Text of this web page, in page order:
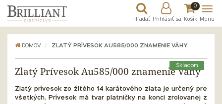
Hľadať Prihlásiť sa
0
Košík Menu
DOMOV ZLATÝ PRÍVESOK AU585/000 ZNAMENIE VÁHY
Skladom
Zlatý Prívesok Au585/000 znamenie Váhy
Zlatý prívesok zo žltého 14 karátového zlata je určený pre
všetkých. Prívesok má tvar platničky na konci zrolovanej z